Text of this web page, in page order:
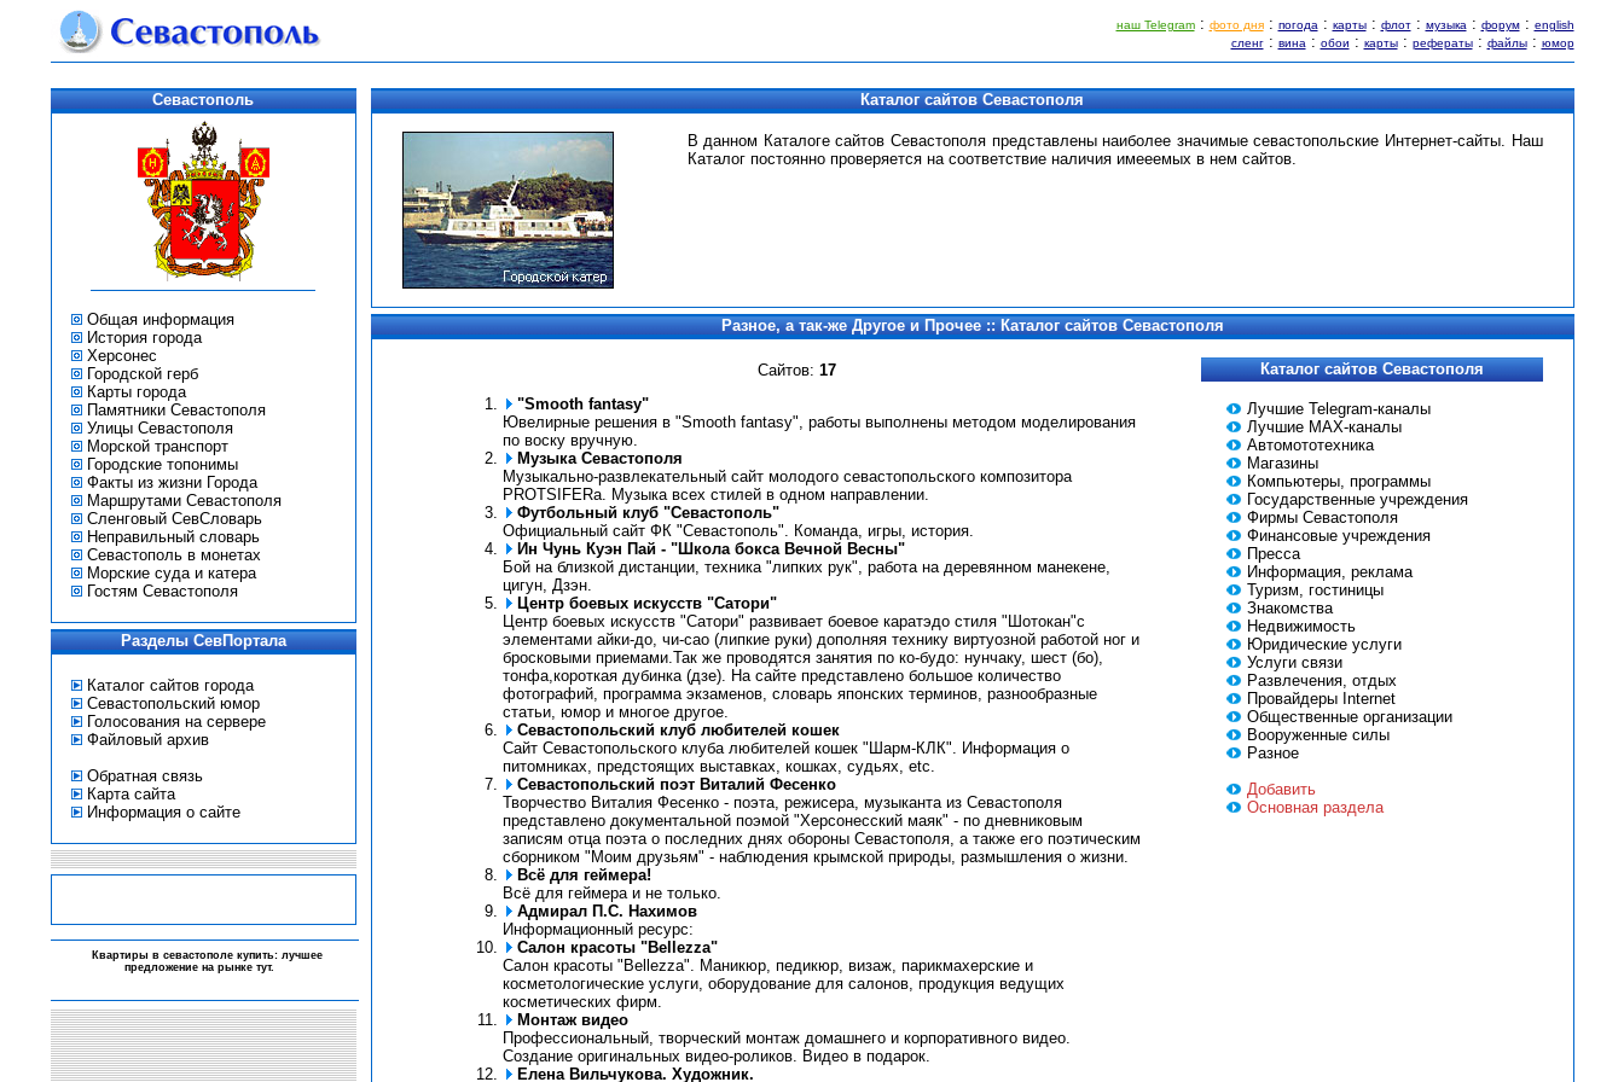
наш Telegram: фото дня: погода: карты: флот: музыка: форум: english
сленг: вина: обои : карты: рефераты: файлы: юмор
Севастополь
Общая информация
История города
Херсонес
Городской герб
Карты города
Памятники Севастополя
Улицы Севастополя
Морской транспорт
Городские топонимы
Факты из жизни Города
Маршрутами Севастополя
Сленговый СевСловарь
Неправильный словарь
Севастополь в монетах
Морские суда и катера
Гостям Севастополя
Разделы СевПортала
Каталог сайтов города
Севастопольский юмор
Голосования на сервере
Файловый архив
Обратная связь
Карта сайта
Информация о сайте
Квартиры в севастополе купить: лучшее
предложение на рынке тут.
Каталог сайтов Севастополя
В данном Каталоге сайтов Севастополя представлены наиболее значимые севастопольские Интернет-сайты. Наш
Каталог постоянно проверяется на соответствие наличия имееемых в нем сайтов.
Разное, а так-же Другое и Прочее :: Каталог сайтов Севастополя
Сайтов: 17
"Smooth fantasy"
Ювелирные решения в "Smooth fantasy", работы выполнены методом моделирования
по воску вручную.
Музыка Севастополя
Музыкально-развлекательный сайт молодого севастопольского композитора
PROTSIFERa. Музыка всех стилей в одном направлении.
Футбольный клуб "Севастополь"
Официальный сайт ФК "Севастополь". Команда, игры, история.
Ин Чунь Куэн Пай - "Школа бокса Вечной Весны"
Бой на близкой дистанции, техника "липких рук", работа на деревянном манекене,
цигун, Дзэн.
Центр боевых искусств "Сатори"
Центр боевых искусств "Сатори" развивает боевое каратэдо стиля "Шотокан"с
элементами айки-до, чи-сао (липкие руки) дополняя технику виртуозной работой ног и
бросковыми приемами.Так же проводятся занятия по ко-будо: нунчаку, шест (бо),
тонфа,короткая дубинка (дзе). На сайте представлено большое количество
фотографий, программа экзаменов, словарь японских терминов, разнообразные
статьи, юмор и многое другое.
Севастопольский клуб любителей кошек
Сайт Севастопольского клуба любителей кошек "Шарм-КЛК". Информация о
питомниках, предстоящих выставках, кошках, судьях, etc.
Севастопольский поэт Виталий Фесенко
Творчество Виталия Фесенко - поэта, режисера, музыканта из Севастополя
представлено документальной поэмой "Херсонесский маяк" - по дневниковым
записям отца поэта о последних днях обороны Севастополя, а также его поэтическим
сборником "Моим друзьям" - наблюдения крымской природы, размышления о жизни.
Всё для геймера!
Всё для геймера и не только.
Адмирал П.С. Нахимов
Информационный ресурс:
Салон красоты "Bellezza"
Салон красоты "Bellezza". Маникюр, педикюр, визаж, парикмахерские и
косметологические услуги, оборудование для салонов, продукция ведущих
косметических фирм.
Монтаж видео
Профессиональный, творческий монтаж домашнего и корпоративного видео.
Создание оригинальных видео-роликов. Видео в подарок.
Елена Вильчукова. Художник.
Каталог сайтов Севастополя
Лучшие Telegram-каналы
Лучшие MAX-каналы
Автомототехника
Магазины
Компьютеры, программы
Государственные учреждения
Фирмы Севастополя
Финансовые учреждения
Пресса
Информация, реклама
Туризм, гостиницы
Знакомства
Недвижимость
Юридические услуги
Услуги связи
Развлечения, отдых
Провайдеры Internet
Общественные организации
Вооруженные силы
Разное
Добавить
Основная раздела